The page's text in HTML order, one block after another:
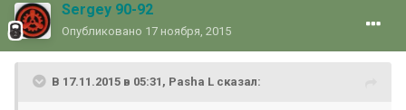
Sergey 90-92
Опубликовано 17 ноября, 2015
В 17.11.2015 в 05:31, Pasha L сказал: